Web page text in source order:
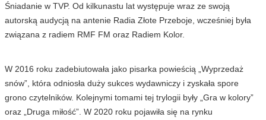
Śniadanie w TVP. Od kilkunastu lat występuje wraz ze swoją
autorską audycją na antenie Radia Złote Przeboje, wcześniej była
związana z radiem RMF FM oraz Radiem Kolor.
W 2016 roku zadebiutowała jako pisarka powieścią „Wyprzedaż
snów”, która odniosła duży sukces wydawniczy i zyskała spore
grono czytelników. Kolejnymi tomami tej trylogii były „Gra w kolory”
oraz „Druga miłość”. W 2020 roku pojawiła się na rynku